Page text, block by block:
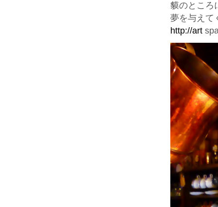
貘のところ
夢を与えて
http://art